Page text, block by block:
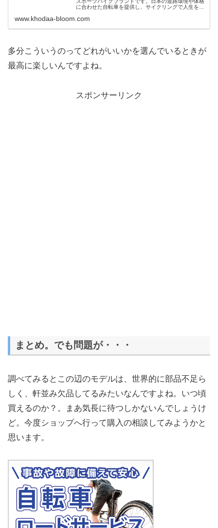
に合わせた自転車を提供し、サイクリングで人生を変
は公式ウェブサイトでご覧ください。
www.khodaa-bloom.com
多分こういうのってどれがいいかを選んでいるときが
最高に楽しいんですよね。
スポンサーリンク
まとめ。でも問題が・・・
調べてみるとこの辺のモデルは、世界的に部品不足ら
しく、軒並み欠品してるみたいなんですよね。いつ頃
買えるのか？。まあ気長に待つしかないんでしょうけ
ど。今度ショップへ行って購入の相談してみようかと
思います。